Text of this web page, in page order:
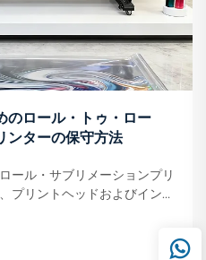
のロール・トゥ・ロー
ンターの保守方法
ール・サブリメーションプリ
プリントヘッドおよびインク
ブレードに対する清掃および
を素早く点検することから始